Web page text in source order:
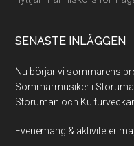
SENASTE INLÄGGEN
Nu börjar vi sommarens
Sommarmusiker i
Storuman och
Evenemang & aktiviteter